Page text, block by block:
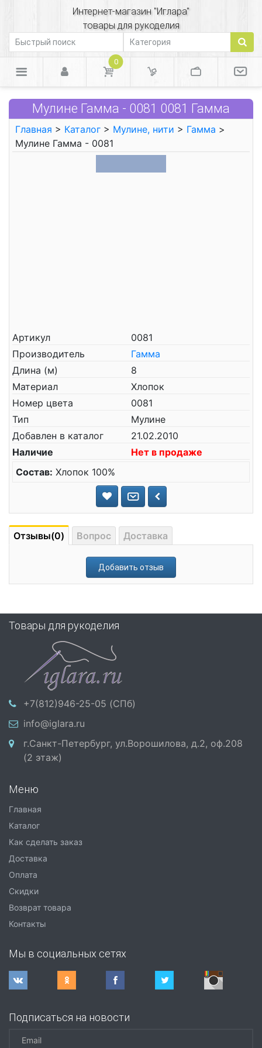
Интернет-магазин "Иглара"
товары для рукоделия
0
Мулине Гамма - 0081 0081 Гамма
Главная > Каталог > Мулине, нити > Гамма >
Мулине Гамма - 0081
Артикул
0081
Производитель
Гамма
Длина (м)
8
Материал
Хлопок
Номер цвета
0081
Тип
Мулине
Добавлен в каталог
21.02.2010
Наличие
Нет в продаже
Состав: Хлопок 100%
Отзывы(0) Вопрос Доставка
Добавить отзыв
Товары для рукоделия
+7(812)946-25-05 (СПб)
info@iglara.ru
г.Санкт-Петербург, ул.Ворошилова, д.2, оф.208
(2 этаж)
Меню
Главная
Каталог
Как сделать заказ
Доставка
Оплата
Скидки
Возврат товара
Контакты
Мы в социальных сетях
Подписаться на новости